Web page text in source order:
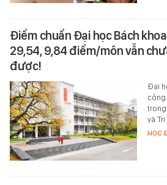
Điểm chuẩn Đại học Bách
29,54, 9,84 điểm/môn vẫn
được!
Đại
công
và
HỌC